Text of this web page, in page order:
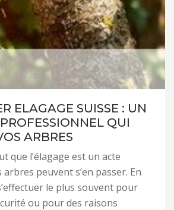
ELAGAGE SUISSE : UN
QUI
ARBRES
que l’élagage est un acte
peuvent s’en passer. En
le plus souvent pour
ou pour des raisons